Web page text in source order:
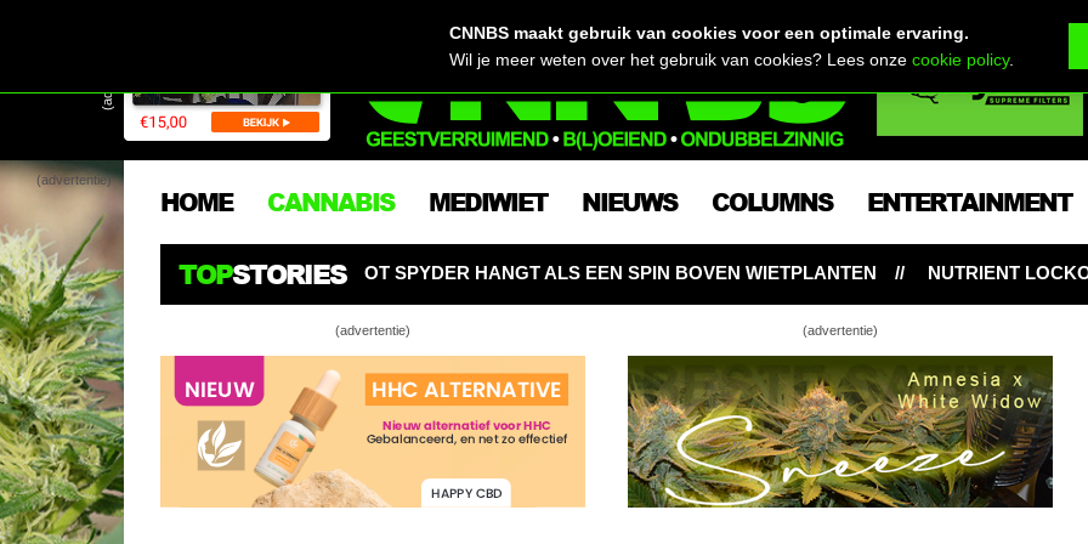
(advertentie)
(advertentie)
HOME CANNABIS MEDIWIET NIEUWS COLUMNS ENTERTAINMENT
TOPSTORIES
SPYDER HANGT ALS EEN SPIN BOVEN WIETPLANTEN NUTRIENT LOCKOUT: HONGERIGE WIETPLANTEN
(advertentie) (advertentie)
Terp Inspectors proeven de zomer met Sour
Banana Sherbet
Goed stoned van Paradox Special a.k.a. Ice
Cookies
CNNBS maakt gebruik van cookies voor een optimale ervaring.
Wil je meer weten over het gebruik van cookies? Lees onzecookie policy.